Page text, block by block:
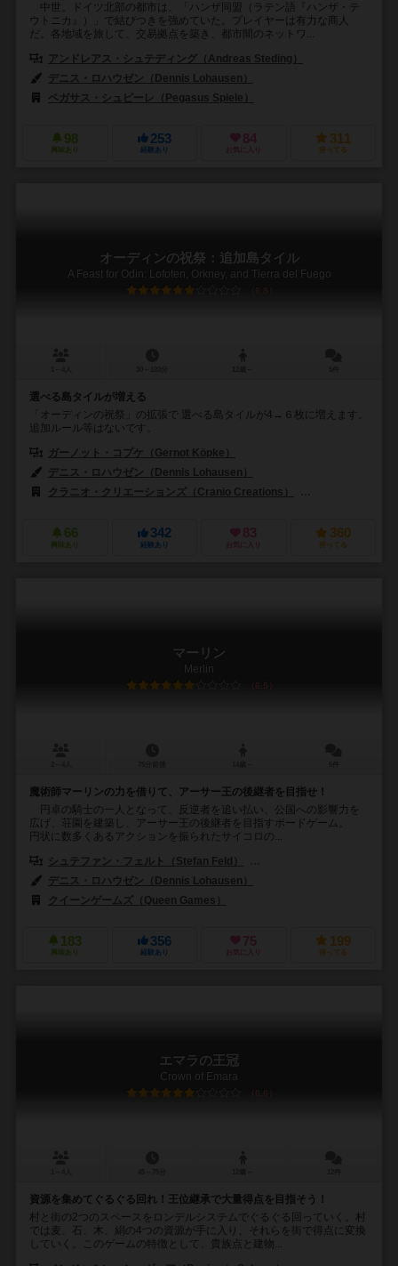
中世。ドイツ北部の都市は、「ハンザ同盟（ラテン語『ハンザ・テ
ウトニカ』）」で結びつきを強めていた。プレイヤーは有力な商人
だ。各地域を旅して、交易拠点を築き、都市間のネットワ...
アンドレアス・シュテディング（Andreas Steding）
デニス・ロハウゼン（Dennis Lohausen）
ペガサス・シュピーレ（Pegasus Spiele）
98
興味あり
253
経験あり
84
お気に入り
311
持ってる
オーディンの祝祭：追加島タイル
A Feast for Odin: Lofoten, Orkney, and Tierra del Fuego
6.8
選べる島タイルが増える
「オーディンの祝祭」の拡張で 選べる島タイルが4→６枚に増えます。
追加ルール等はないです。
ガーノット・コプケ（Gernot Köpke）
デニス・ロハウゼン（Dennis Lohausen）
クラニオ・クリエーションズ（Cranio Creations）
66
興味あり
342
経験あり
83
お気に入り
360
持ってる
マーリン
Merlin
6.5
魔術師マーリンの力を借りて、アーサー王の後継者を目指せ！
円卓の騎士の一人となって、反逆者を追い払い、公国への影響力を
広げ、荘園を建築し、アーサー王の後継者を目指すボードゲーム。
円状に数多くあるアクションを振られたサイコロの...
シュテファン・フェルト（Stefan Feld）
デニス・ロハウゼン（Dennis Lohausen）
クイーンゲームズ（Queen Games）
183
興味あり
356
経験あり
75
お気に入り
199
持ってる
エマラの王冠
Crown of Emara
6.6
資源を集めてぐるぐる回れ！王位継承で大量得点を目指そう！
村と街の2つのスペースをロンデルシステムでぐるぐる回っていく。村
では麦、石、木、絹の4つの資源が手に入り、それらを街で得点に変換
していく。このゲームの特徴として、貴族点と建物...